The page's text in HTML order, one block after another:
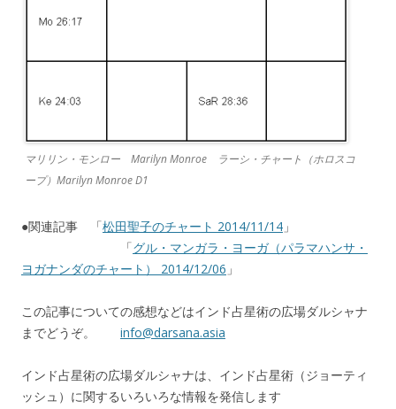
マリリン・モンロー Marilyn Monroe ラーシ・チャート（ホロスコ
ープ）Marilyn Monroe D1
●関連記事 「松田聖子のチャート 2014/11/14 」
「グル・マンガラ・ヨーガ（パラマハンサ・
ヨガナンダのチャート） 2014/12/06 」
この記事についての感想などはインド占星術の広場ダルシャナ
までどうぞ。 info@darsana.asia
インド占星術の広場ダルシャナは、インド占星術（ジョーティ
ッシュ）に関するいろいろな情報を発信します